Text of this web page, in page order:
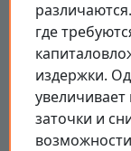
где
издержки.
заточки и